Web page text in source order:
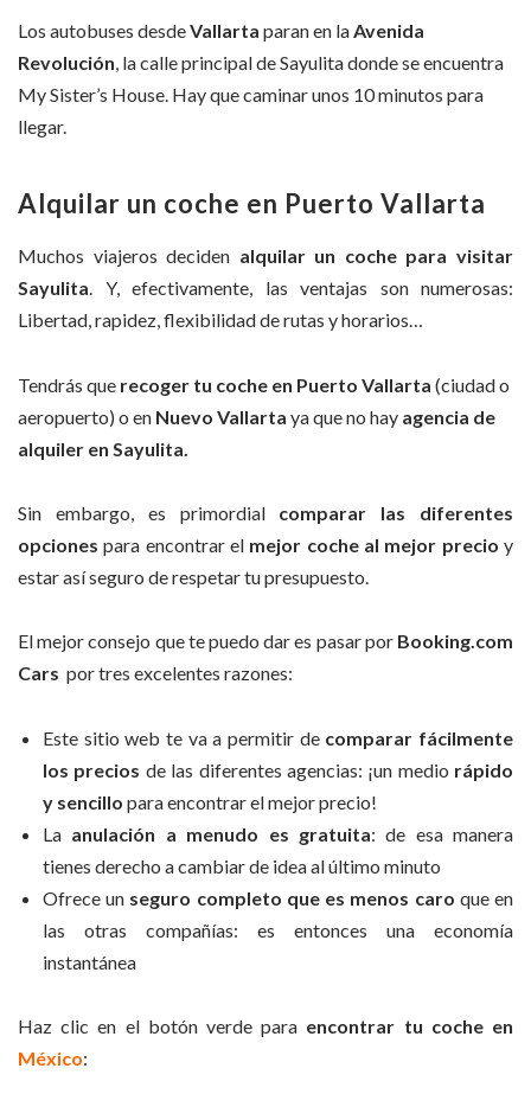
Los autobuses desdeVallarta paran en laAvenida
Revolución, la calle principal de Sayulita donde se encuentra
My Sister’s House. Hay que caminar unos 10 minutos para
llegar.
Alquilar un coche en Puerto Vallarta
Muchos viajeros deciden alquilar un coche para visitar
Sayulita. Y, efectivamente, las ventajas son numerosas:
Libertad, rapidez, flexibilidad de rutas y horarios…
Tendrás que recoger tu coche en Puerto Vallarta (ciudad o
aeropuerto) o en Nuevo Vallarta ya que no hay agencia de
alquiler en Sayulita.
Sin embargo, es primordial comparar las diferentes
opciones para encontrar el mejor coche al mejor precio y
estar así seguro de respetar tu presupuesto.
El mejor consejo que te puedo dar es pasar por Booking.com
Cars por tres excelentes razones:
Este sitio web te va a permitir de comparar fácilmente
los precios de las diferentes agencias: ¡un medio rápido
y sencillo para encontrar el mejor precio!
La anulación a menudo es gratuita: de esa manera
tienes derecho a cambiar de idea al último minuto
Ofrece un seguro completo que es menos caro que en
las otras compañías: es entonces una economía
instantánea
Haz clic en el botón verde para encontrar tu coche en
México: